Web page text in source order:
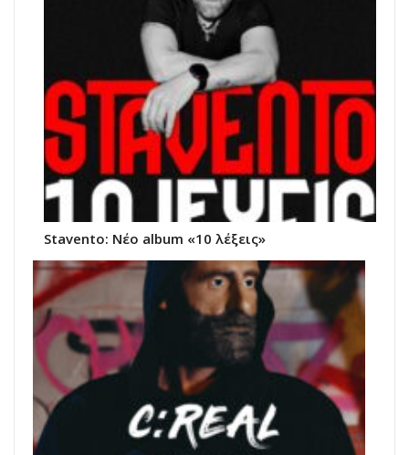
Stavento: Νέο album «10 λέξεις»